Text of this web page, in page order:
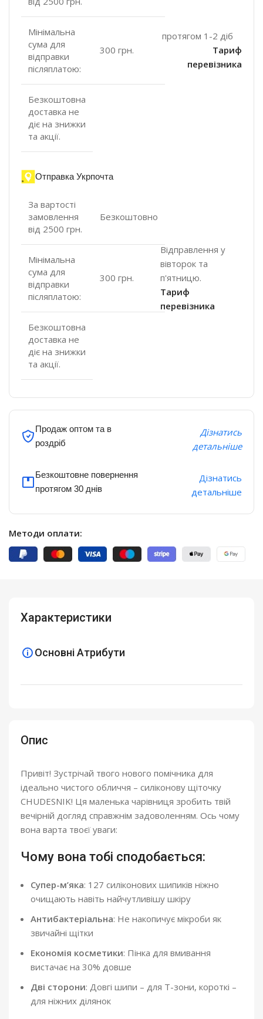
Мінімальна
сума для
відправки
післяплатою:
300 грн.
Безкоштовна
доставка не
діє на знижки
та акції.
протягом 1-2 діб
Тариф
перевізника
Отправка Укрпочта
За вартості
замовлення
від 2500 грн.
Безкоштовно
Мінімальна
сума для
відправки
післяплатою:
300 грн.
Безкоштовна
доставка не
діє на знижки
та акції.
Відправлення у
вівторок та
п'ятницю.
Тариф
перевізника
Продаж оптом та в
роздріб
Дізнатись
детальніше
Безкоштовне повернення
протягом 30 днів
Дізнатись
детальніше
Методи оплати:
Опис
Привіт! Зустрічай твого нового помічника для
ідеально чистого обличчя – силіконову щіточку
CHUDESNIK! Ця маленька чарівниця зробить твій
вечірній догляд справжнім задоволенням. Ось чому
вона варта твоєї уваги:
Чому вона тобі сподобається:
Супер-м’яка: 127 силіконових шипиків ніжно
очищають навіть найчутливішу шкіру
Антибактеріальна: Не накопичує мікроби як
звичайні щітки
Економія косметики: Пінка для вмивання
вистачає на 30% довше
Дві сторони: Довгі шипи – для Т-зони, короткі –
для ніжних ділянок
Характеристики
Основні Атрибути